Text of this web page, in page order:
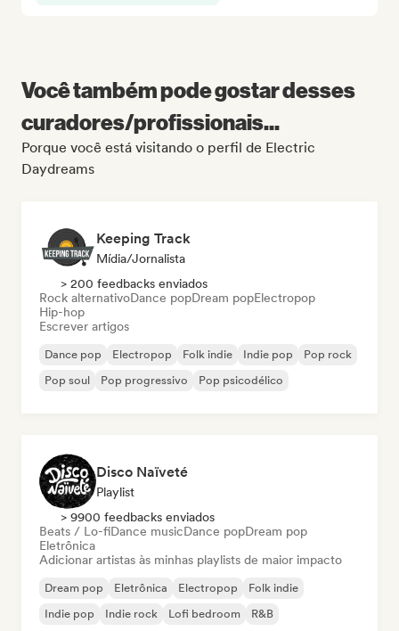
Você também pode gostar desses
curadores/profissionais...
Porque você está visitando o perfil de Electric
Daydreams
Keeping Track
Mídia/Jornalista
> 200 feedbacks enviados
Rock alternativoDance popDream popElectropop
Hip-hop
Escrever artigos
Dance pop Electropop Folk indie Indie pop
Pop rock
Pop soul
Pop progressivo Pop psicodélico
Disco Naïveté
Playlist
> 9900 feedbacks enviados
Beats / Lo-fiDance musicDance popDream pop
Eletrônica
Adicionar artistas às minhas playlists de maior impacto
Dream pop Eletrônica Electropop
Folk indie
Indie pop
Indie rock Lofi bedroom R&B